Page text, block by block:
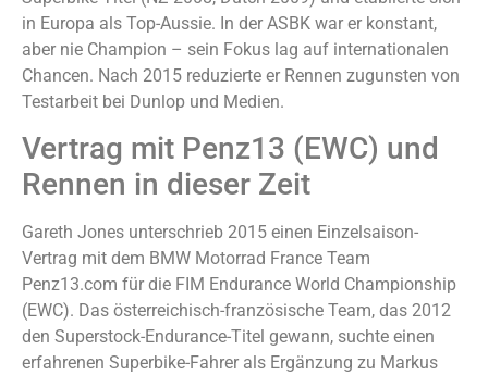
in Europa als Top-Aussie. In der ASBK war er konstant,
aber nie Champion – sein Fokus lag auf internationalen
Chancen. Nach 2015 reduzierte er Rennen zugunsten von
Testarbeit bei Dunlop und Medien.
Vertrag mit Penz13 (EWC) und
Rennen in dieser Zeit
Gareth Jones unterschrieb 2015 einen Einzelsaison-
Vertrag mit dem BMW Motorrad France Team
Penz13.com für die FIM Endurance World Championship
(EWC). Das österreichisch-französische Team, das 2012
den Superstock-Endurance-Titel gewann, suchte einen
erfahrenen Superbike-Fahrer als Ergänzung zu Markus